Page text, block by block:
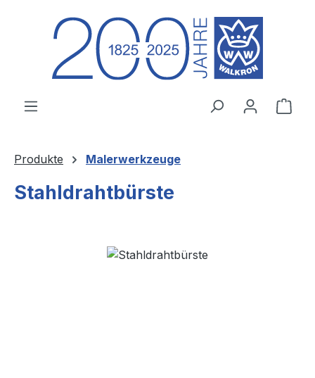
Zum Hauptinhalt springen
Produkte Malerwerkzeuge
Stahldrahtbürste
Bildergalerie überspringen